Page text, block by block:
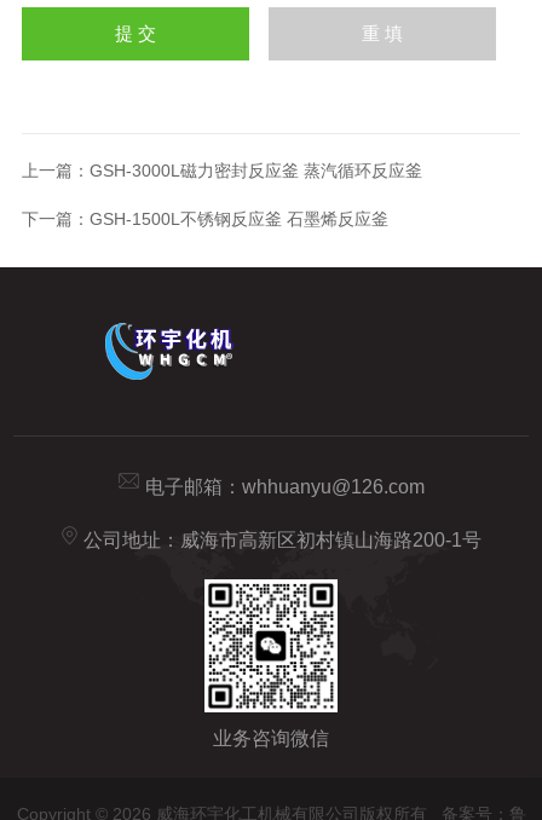
上一篇： GSH-3000L磁力密封反应釜 蒸汽循环反应釜
下一篇： GSH-1500L不锈钢反应釜 石墨烯反应釜
电子邮箱： whhuanyu@126.com
公司地址：威海市高新区初村镇山海路200-1号
业务咨询微信
Copyright © 2026 威海环宇化工机械有限公司版权所有 备案号：鲁